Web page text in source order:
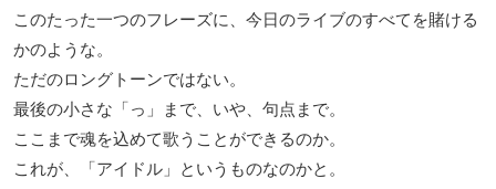
このたった一つのフレーズに、今日のライブのすべてを賭ける
かのような。
ただのロングトーンではない。
最後の小さな「っ」まで、いや、句点まで。
ここまで魂を込めて歌うことができるのか。
これが、「アイドル」というものなのかと。